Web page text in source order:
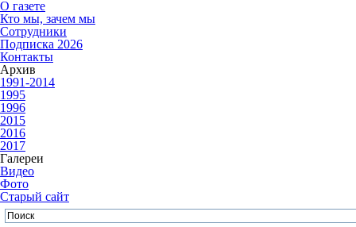
О газете
Кто мы, зачем мы
Сотрудники
Подписка 2026
Контакты
Архив
1991-2014
1995
1996
2015
2016
2017
Галереи
Видео
Фото
Старый сайт